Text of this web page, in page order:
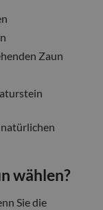
Zaun
wählen?
Sie die